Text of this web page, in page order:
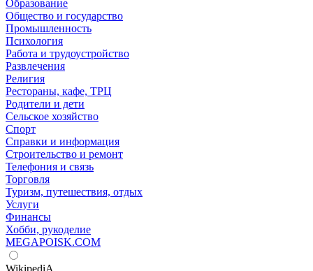
Образование
Общество и государство
Промышленность
Психология
Работа и трудоустройство
Развлечения
Религия
Рестораны, кафе, ТРЦ
Родители и дети
Сельское хозяйство
Спорт
Справки и информация
Строительство и ремонт
Телефония и связь
Торговля
Туризм, путешествия, отдых
Услуги
Финансы
Хобби, рукоделие
MEGAPOISK.COM
WikipediA